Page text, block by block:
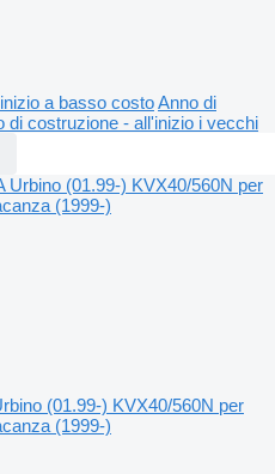
a basso costoAnno di
di costruzione - all'inizio i vecchi
(01.99-) KVX40/560N per
(1999-)